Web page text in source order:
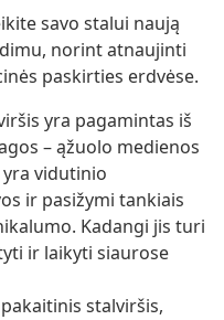
savo stalui naują
norint atnaujinti
paskirties erdvėse.
yra pagamintas iš
– ąžuolo medienos
yra vidutinio
ir pasižymi tankiais
Kadangi jis turi
ir laikyti siaurose
stalviršis,